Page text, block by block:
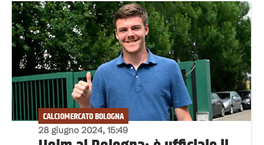
28 giugno 2024, 15:49
CALCIOMERCATO BOLOGNA